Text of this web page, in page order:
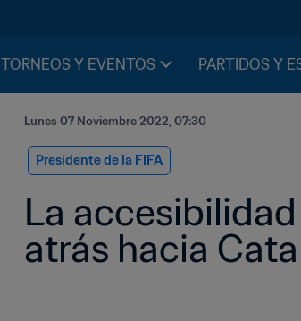
TORNEOS Y EVENTOS PARTIDOS Y
Lunes 07 Noviembre 2022, 07:30
Presidente de la FIFA
La
atrás hacia